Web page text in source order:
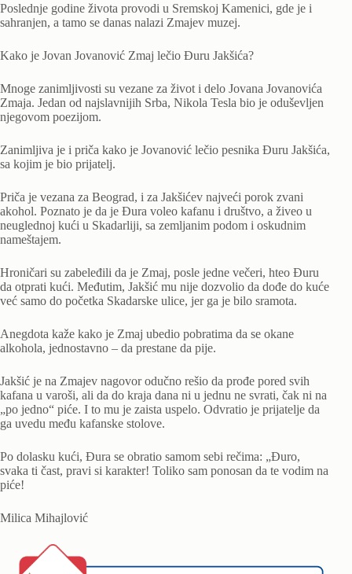
Poslednje godine života provodi u Sremskoj Kamenici, gde je i
sahranjen, a tamo se danas nalazi Zmajev muzej.
Kako je Jovan Jovanović Zmaj lečio Đuru Jakšića?
Mnoge zanimljivosti su vezane za život i delo Jovana Jovanovića
Zmaja. Jedan od najslavnijih Srba, Nikola Tesla bio je oduševljen
njegovom poezijom.
Zanimljiva je i priča kako je Jovanović lečio pesnika Đuru Jakšića,
sa kojim je bio prijatelj.
Priča je vezana za Beograd, i za Jakšićev najveći porok zvani
akohol. Poznato je da je Đura voleo kafanu i društvo, a živeo u
neuglednoj kući u Skadarliji, sa zemljanim podom i oskudnim
nameštajem.
Hroničari su zabeleđili da je Zmaj, posle jedne večeri, hteo Đuru
da otprati kući. Međutim, Jakšić mu nije dozvolio da dođe do kuće
već samo do početka Skadarske ulice, jer ga je bilo sramota.
Anegdota kaže kako je Zmaj ubedio pobratima da se okane
alkohola, jednostavno – da prestane da pije.
Jakšić je na Zmajev nagovor odučno rešio da prođe pored svih
kafana u varoši, ali da do kraja dana ni u jednu ne svrati, čak ni na
„po jedno“ piće. I to mu je zaista uspelo. Odvratio je prijatelje da
ga uvedu među kafanske stolove.
Po dolasku kući, Đura se obratio samom sebi rečima: „Đuro,
svaka ti čast, pravi si karakter! Toliko sam ponosan da te vodim na
piće!
Milica Mihajlović